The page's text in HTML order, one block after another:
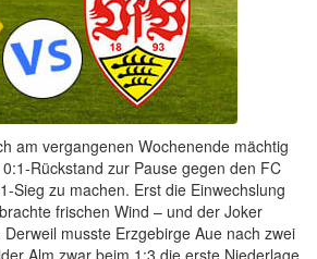
am vergangenen Wochenende mächtig
Rückstand zur Pause gegen den FC
Sieg zu machen. Erst die Einwechslung
frischen Wind – und der Joker
musste Erzgebirge Aue nach zwei
Alm zwar beim 1:3 die erste Niederlage